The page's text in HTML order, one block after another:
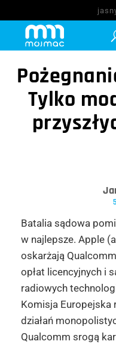
Tylko
Batalia sądowa
w najlepsze. Apple
oskarżają
opłat licencyjnych i
radiowych
Komisja Europejska
działań
Qualcomm srogą